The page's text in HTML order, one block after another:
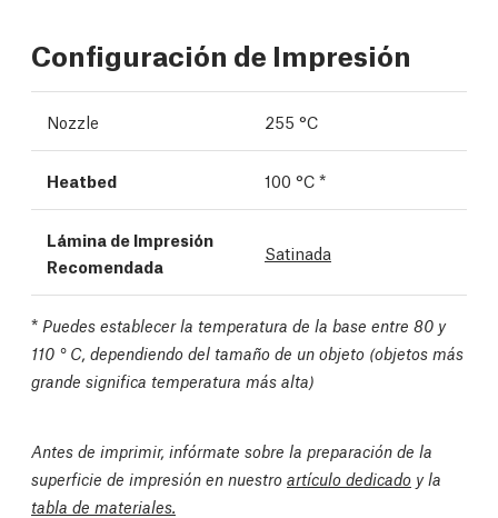
Configuración de Impresión
Nozzle 255 °C
Heatbed 100 °C *
Lámina de Impresión
Recomendada
Satinada
* Puedes establecer la temperatura de la base entre 80 y
110 ° C, dependiendo del tamaño de un objeto (objetos más
grande significa temperatura más alta)
Antes de imprimir, infórmate sobre la preparación de la
superficie de impresión en nuestro artículo dedicado y la
tabla de materiales.